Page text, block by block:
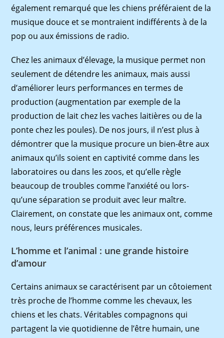
également remarqué que les chiens préféraient de la
musique douce et se montraient indifférents à de la
pop ou aux émissions de radio.
Chez les animaux d’élevage, la musique permet non
seulement de détendre les animaux, mais aussi
d’améliorer leurs performances en termes de
production (augmentation par exemple de la
production de lait chez les vaches laitières ou de la
ponte chez les poules). De nos jours, il n’est plus à
démontrer que la musique procure un bien-être aux
animaux qu’ils soient en captivité comme dans les
laboratoires ou dans les zoos, et qu’elle règle
beaucoup de troubles comme l’anxiété ou lors-
qu’une séparation se produit avec leur maître.
Clairement, on constate que les animaux ont, comme
nous, leurs préférences musicales.
L’homme et l’animal : une grande histoire
d’amour
Certains animaux se caractérisent par un côtoiement
très proche de l’homme comme les chevaux, les
chiens et les chats. Véritables compagnons qui
partagent la vie quotidienne de l’être humain, une